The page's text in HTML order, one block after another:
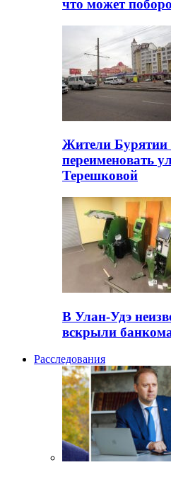
что может
Жители Бурятии
переименовать
Терешковой
В Улан-Удэ
вскрыли
Расследования